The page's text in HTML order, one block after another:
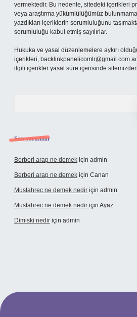
vermektedir. Bu nedenle, sitedeki içerikleri
veya araştırma yükümlülüğümüz
yazdıkları içeriklerin sorumluluğunu
sorumluluğu kabul etmiş sayılırlar.
Hukuka ve yasal düzenlemelere aykırı
içerikleri, backlinkpanelicomtr@gmail.com
ilgili içerikler yasal süre içerisinde sitemizden
Son yorumlar
Berberi arap ne demek için admin
Berberi arap ne demek için Canan
Mustahrec ne demek nedir için admin
Mustahrec ne demek nedir için Ayaz
Dimiski nedir için admin
adresi